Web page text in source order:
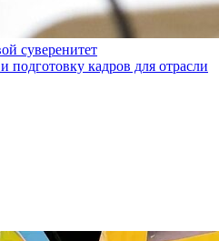
суверенитет
кадров для отрасли